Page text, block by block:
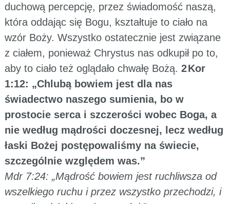
duchową percepcję, przez świadomość naszą,
która oddając się Bogu, kształtuje to ciało na
wzór Boży. Wszystko ostatecznie jest związane
z ciałem, ponieważ Chrystus nas odkupił po to,
aby to ciało też oglądało chwałę Bożą. 2 Kor
1:12: „Chlubą bowiem jest dla nas
świadectwo naszego sumienia, bo w
prostocie serca i szczerości wobec Boga, a
nie według mądrości doczesnej, lecz według
łaski Bożej postępowaliśmy na świecie,
szczególnie względem was.”
Mdr 7:24: „Mądrość bowiem jest ruchliwsza od
wszelkiego ruchu i przez wszystko przechodzi, i